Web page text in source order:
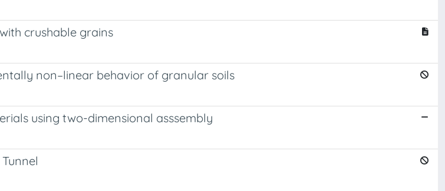
crushable grains
non–linear behavior of granular soils
using two-dimensional asssembly